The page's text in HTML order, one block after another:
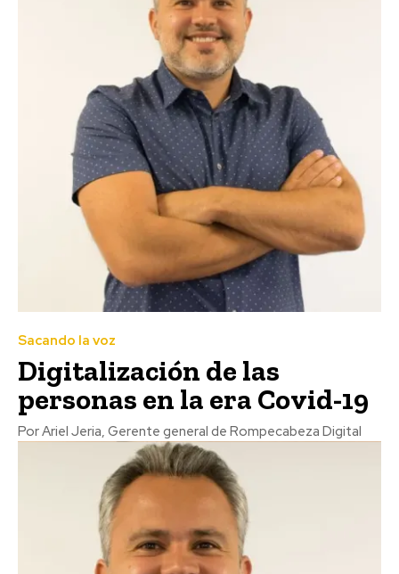
Sacando la voz
Digitalización de las
personas en la era Covid-19
Por Ariel Jeria, Gerente general de Rompecabeza Digital